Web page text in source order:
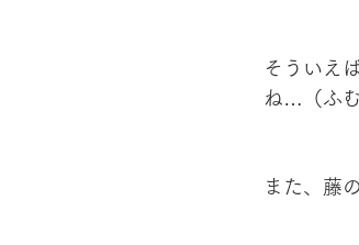
そういえば
ね…（ふ
また、藤